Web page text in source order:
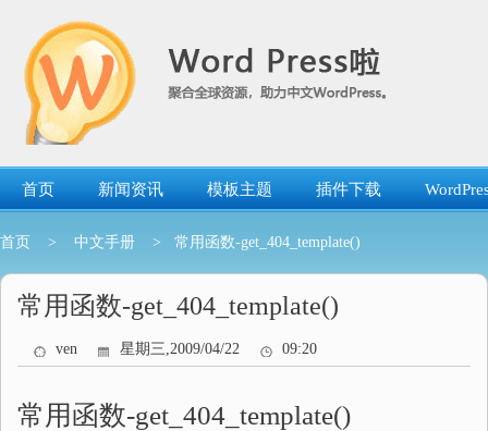
首页 新闻资讯 模板主题 插件下载
首页 > 中文手册 > 常用函数-get_404_template()
常用函数-get_404_template()
ven 星期三,2009/04/22 09:20
常用函数-get_404_template()